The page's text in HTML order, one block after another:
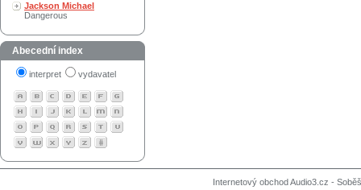
Jackson Michael
Dangerous
Abecední index
interpret vydavatel
Internetový obchod Audio3.cz -